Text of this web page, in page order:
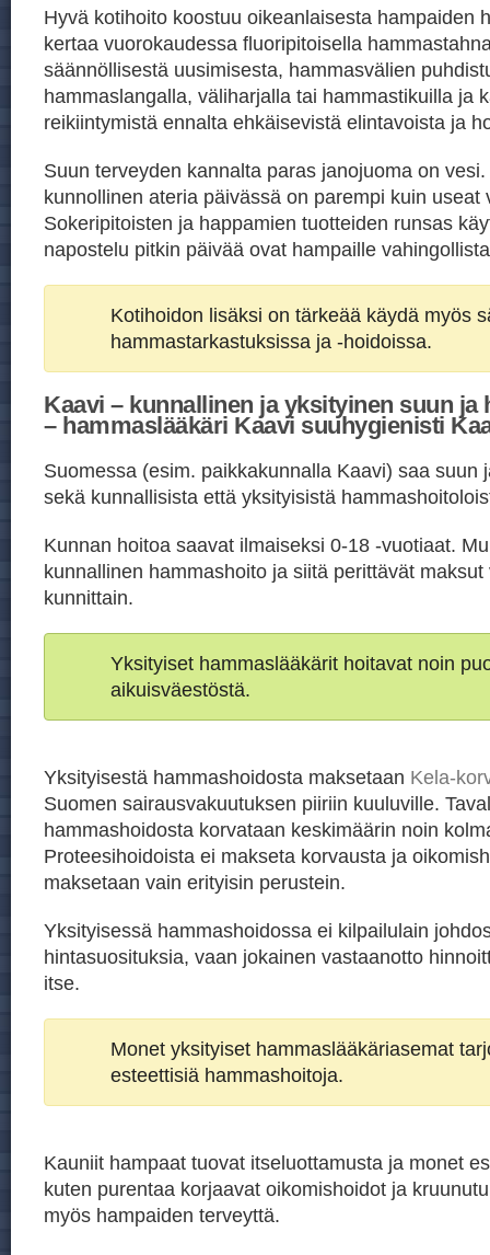
Hyvä kotihoito koostuu oikeanlaisesta hampaiden
kertaa vuorokaudessa fluoripitoisella
säännöllisestä uusimisesta, hammasvälien
hammaslangalla, väliharjalla tai hammastikuilla ja
reikiintymistä ennalta ehkäisevistä elintavoista ja
Suun terveyden kannalta paras janojuoma on
kunnollinen ateria päivässä on parempi kuin useat
Sokeripitoisten ja happamien tuotteiden runsas
napostelu pitkin päivää ovat hampaille
Kotihoidon lisäksi on tärkeää käydä myös
hammastarkastuksissa ja -hoidoissa.
Kaavi – kunnallinen ja yksityinen suun ja
– hammaslääkäri Kaavi suuhygienisti
Suomessa (esim. paikkakunnalla Kaavi) saa suun
sekä kunnallisista että yksityisistä
Kunnan hoitoa saavat ilmaiseksi 0-18 -vuotiaat.
kunnallinen hammashoito ja siitä perittävät maksut
kunnittain.
Yksityiset hammaslääkärit hoitavat noin
aikuisväestöstä.
Yksityisestä hammashoidosta maksetaan Kela-
Suomen sairausvakuutuksen piiriin kuuluville.
hammashoidosta korvataan keskimäärin noin
Proteesihoidoista ei makseta korvausta ja
maksetaan vain erityisin perustein.
Yksityisessä hammashoidossa ei kilpailulain
hintasuosituksia, vaan jokainen vastaanotto
itse.
Monet yksityiset hammaslääkäriasemat
esteettisiä hammashoitoja.
Kauniit hampaat tuovat itseluottamusta ja monet
kuten purentaa korjaavat oikomishoidot ja
myös hampaiden terveyttä.